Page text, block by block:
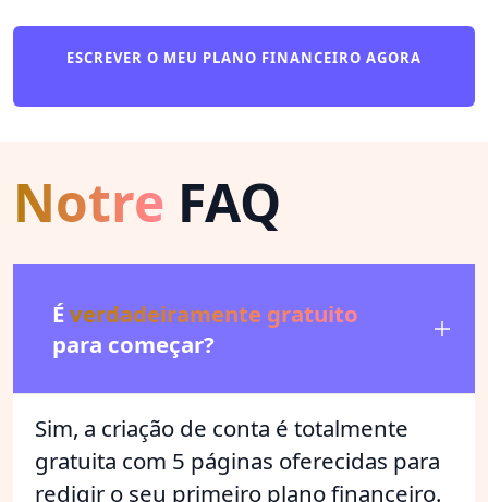
ESCREVER O MEU PLANO FINANCEIRO AGORA
Notre FAQ
Éverdadeiramente gratuito
para começar?
Sim, a criação de conta é totalmente
gratuita com 5 páginas oferecidas para
redigir o seu primeiro plano financeiro.